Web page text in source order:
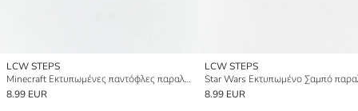
LCW STEPS
Minecraft Εκτυπωμένες παντόφλες παραλίας για αγόρια
8.99 EUR
LCW STEPS
8.99 EUR